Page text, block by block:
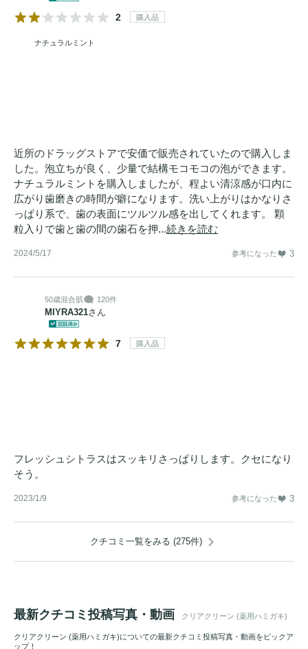
2 購入品
ナチュラルミント
近所のドラッグストアで安価で販売されていたので購入しま
した。泡立ちが良く、少量で結構モコモコの泡ができます。
ナチュラルミントを購入しましたが、程よい清涼感が口内に
広がり歯磨きの時間が癖になります。洗い上がりはかなりさ
っぱり系で、歯の表面にツルツル感を出してくれます。 顆
粒入りで歯と歯の間の歯石を押...続きを読む
2024/5/17 参考になった 3
50歳混合肌 120件
MIYRA321さん
7 購入品
フレッシュシトラスはスッキリさっぱりします。クセになり
そう。
2023/1/9 参考になった 3
クチコミ一覧をみる (275件)
最新クチコミ投稿写真・動画 クリアクリーン (薬用ハミガキ)
クリアクリーン (薬用ハミガキ)についての最新クチコミ投稿写真・動画をピックア
ップ！